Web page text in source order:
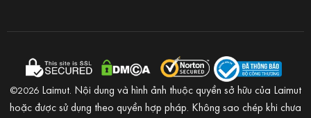
©2026 Laimut. Nội dung và hình ảnh thuộc quyền sở hữu của Laimut
hoặc được sử dụng theo quyền hợp pháp. Không sao chép khi chưa